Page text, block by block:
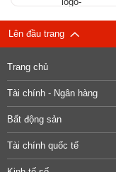
Lên đầu trang
Trang chủ
Tài chính - Ngân hàng
Bất động sản
Tài chính quốc tế